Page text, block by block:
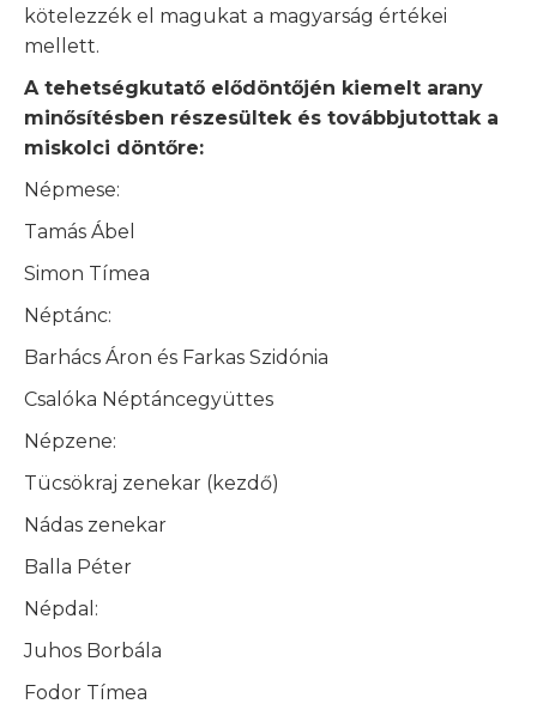
kötelezzék el magukat a magyarság értékei
mellett.
A tehetségkutatő elődöntőjén kiemelt arany
minősítésben részesültek és továbbjutottak a
miskolci döntőre:
Népmese:
Tamás Ábel
Simon Tímea
Néptánc:
Barhács Áron és Farkas Szidónia
Csalóka Néptáncegyüttes
Népzene:
Tücsökraj zenekar (kezdő)
Nádas zenekar
Balla Péter
Népdal:
Juhos Borbála
Fodor Tímea